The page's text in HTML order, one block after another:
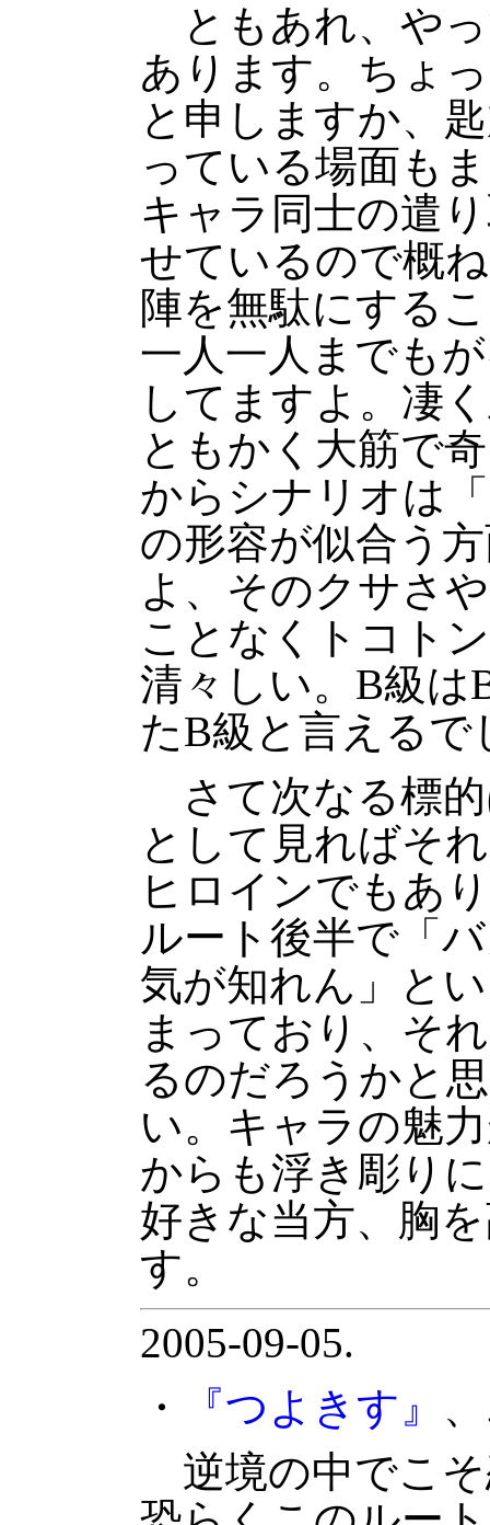
ともあれ、や
あります。ちょ
と申しますか、
っている場面も
キャラ同士の遣
せているので概
陣を無駄にする
一人一人までも
してますよ。凄
ともかく大筋で
からシナリオは
の形容が似合う
よ、そのクサさ
ことなくトコト
清々しい。B級は
たB級と言えるで
さて次なる標
として見ればそ
ヒロインでもあ
ルート後半で「
気が知れん」と
まっており、そ
るのだろうかと
い。キャラの魅
からも浮き彫り
好きな当方、胸
す。
2005-09-05.
・
『つよきす』
逆境の中でこ